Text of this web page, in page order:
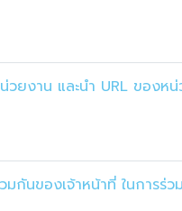
ยงาน และนำ URL ของ
กันของเจ้าหน้าที่ ในการร่